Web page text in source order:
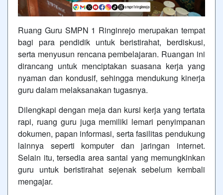
Ruang Guru SMPN 1 Ringinrejo merupakan tempat
bagi para pendidik untuk beristirahat, berdiskusi,
serta menyusun rencana pembelajaran. Ruangan ini
dirancang untuk menciptakan suasana kerja yang
nyaman dan kondusif, sehingga mendukung kinerja
guru dalam melaksanakan tugasnya.
Dilengkapi dengan meja dan kursi kerja yang tertata
rapi, ruang guru juga memiliki lemari penyimpanan
dokumen, papan informasi, serta fasilitas pendukung
lainnya seperti komputer dan jaringan internet.
Selain itu, tersedia area santai yang memungkinkan
guru untuk beristirahat sejenak sebelum kembali
mengajar.